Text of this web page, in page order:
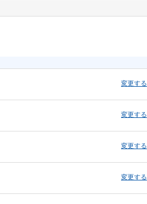
変更する
ドクリエイター
ワーク・サーバ運用・保守
変更する
変更する
変更する